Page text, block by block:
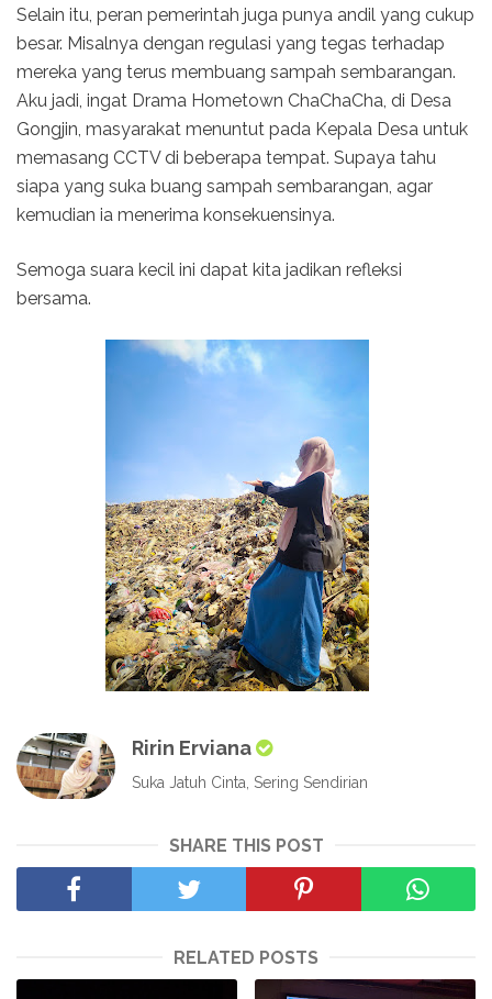
Selain itu, peran pemerintah juga punya andil yang cukup
besar. Misalnya dengan regulasi yang tegas terhadap
mereka yang terus membuang sampah sembarangan.
Aku jadi, ingat Drama Hometown ChaChaCha, di Desa
Gongjin, masyarakat menuntut pada Kepala Desa untuk
memasang CCTV di beberapa tempat. Supaya tahu
siapa yang suka buang sampah sembarangan, agar
kemudian ia menerima konsekuensinya.
Semoga suara kecil ini dapat kita jadikan refleksi
bersama.
Ririn Erviana
Suka Jatuh Cinta, Sering Sendirian
SHARE THIS POST
RELATED POSTS